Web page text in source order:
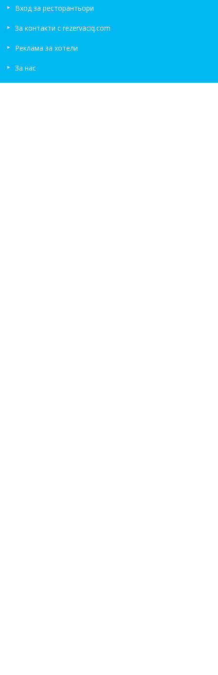
Вход за ресторантьори
За контакти с rezervaciq.com
Реклама за хотели
За нас